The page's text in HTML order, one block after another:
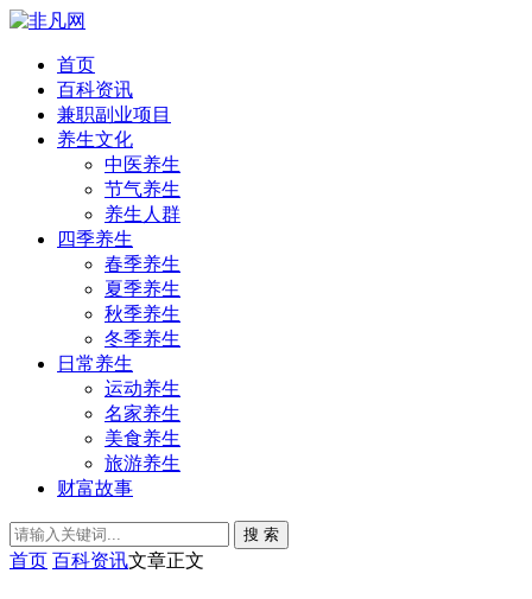
首页
百科资讯
兼职副业项目
养生文化
中医养生
节气养生
养生人群
四季养生
春季养生
夏季养生
秋季养生
冬季养生
日常养生
运动养生
名家养生
美食养生
旅游养生
财富故事
搜 索
首页 百科资讯文章正文